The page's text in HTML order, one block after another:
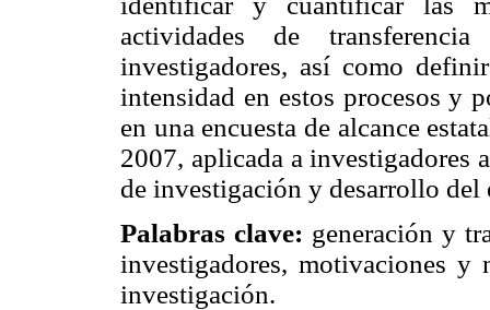
actividades de
investigadores, así como
intensidad en estos procesos y
en una encuesta de alcance
2007, aplicada a investigadores
de investigación y desarrollo del
Palabras clave: generación y
investigadores, motivaciones y
investigación.